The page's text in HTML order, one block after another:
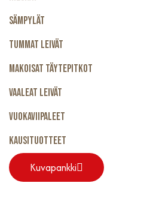
Sämpylät
Tummat Leivät
Makoisat Täytepitkot
Vaaleat Leivät
Vuokaviipaleet
Kausituotteet
Kuvapankki